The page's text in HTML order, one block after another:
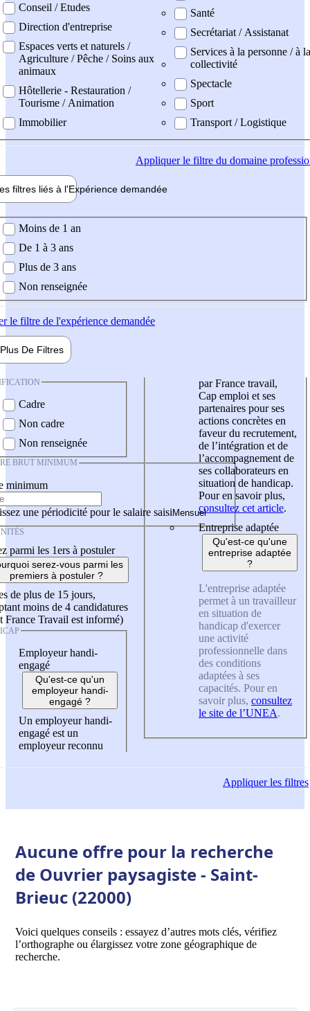
Conseil / Etudes
Direction d'entreprise
Espaces verts et naturels /
Agriculture / Pêche / Soins aux
animaux
Hôtellerie - Restauration /
Tourisme / Animation
Immobilier
Santé
Secrétariat / Assistanat
Services à la personne / à la
collectivité
Spectacle
Sport
Transport / Logistique
Appliquerle filtre du domaine
filtres liés à l'Expérience demandée
demandée
Moins de 1 an
De 1 à 3 ans
Plus de 3 ans
Non renseignée
le filtre de l'expérience demandée
Plus De Filtres
Cadre
Non cadre
Non renseignée
BRUT MINIMUM
minimum
une périodicité pour le salaire saisi
parmi les 1ers à postuler
serez-vous parmi les
premiers à postuler ?
de plus de 15 jours,
moins de 4 candidatures
France Travail est informé)
Employeur handi-
engagé
Qu'est-ce qu'un
employeur handi-
engagé ?
Un employeur handi-
engagé est un
employeur reconnu
par France travail,
Cap emploi et ses
partenaires pour ses
actions concrètes en
faveur du recrutement,
de l’intégration et de
l’accompagnement de
ses collaborateurs en
situation de handicap.
Pour en savoir plus,
consultez cet article.
Entreprise adaptée
Qu'est-ce qu'une
entreprise adaptée
?
L'entreprise adaptée
permet à un travailleur
en situation de
handicap d'exercer
une activité
professionnelle dans
des conditions
adaptées à ses
capacités. Pour en
savoir plus, consultez
le site de l’UNEA.
Appliquerles filtres
Aucune offre pour la recherche
de Ouvrier paysagiste - Saint-
Brieuc (22000)
Voici quelques conseils : essayez d’autres mots clés, vérifiez
l’orthographe ou élargissez votre zone géographique de
recherche.